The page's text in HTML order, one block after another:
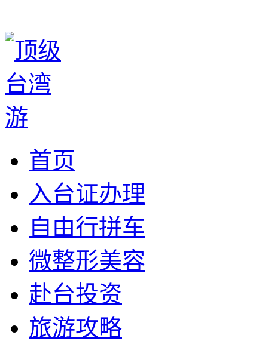
首页
入台证办理
自由行拼车
微整形美容
赴台投资
旅游攻略